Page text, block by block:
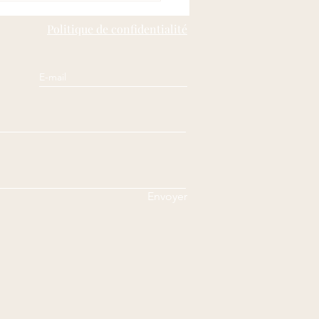
Envoyer
Politique de confidentialité